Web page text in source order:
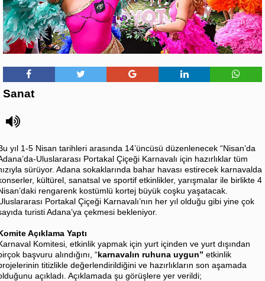
Sanat
yıl 1-5 Nisan tarihleri arasında 14’üncüsü düzenlenecek “Nisan’da
Uluslararası Portakal Çiçeği Karnavalı için hazırlıklar tüm
sürüyor. Adana sokaklarında bahar havası estirecek karnavalda
kültürel, sanatsal ve sportif etkinlikler, yarışmalar ile birlikte 4
rengarenk kostümlü kortej büyük coşku yaşatacak.
Portakal Çiçeği Karnavalı’nın her yıl olduğu gibi yine çok
turisti Adana’ya çekmesi bekleniyor.
Açıklama Yaptı
Komitesi, etkinlik yapmak için yurt içinden ve yurt dışından
başvuru alındığını, “karnavalın ruhuna uygun” etkinlik
titizlikle değerlendirildiğini ve hazırlıkların son aşamada
açıkladı. Açıklamada şu görüşlere yer verildi;